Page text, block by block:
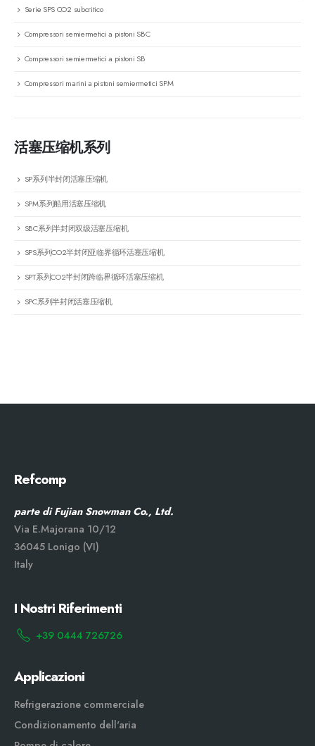
Serie SPS CO2 subcritico
Compressori semiermetici a pistoni SBC
Compressori semiermetici a pistoni SB
Compressori marini a pistoni semiermetici SPM
活塞压缩机系列
SP系列半封闭活塞压缩机
SPM系列船用活塞压缩机
SBC系列半封闭双级活塞压缩机
SPS系列CO2半封闭亚临界循环活塞压缩机
SPT系列CO2半封闭跨临界循环活塞压缩机
SPC系列半封闭活塞压缩机
Refcomp
parte di Fujian Snowman Co., Ltd.
Via E.Majorana 10/12
36045 Lonigo (VI)
Italy
I Nostri Riferimenti
+39 0444 726726
Applicazioni
Refrigerazione commerciale
Condizionamento dell'aria